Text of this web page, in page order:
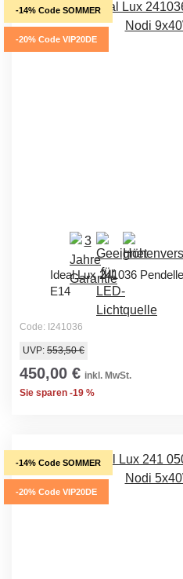
-14% Code SOMMER
-20% Code VIP20DE
Ideal Lux 241036
E14
Code: I241036
UVP: 553,50 €
450,00 € inkl. MwSt.
Sie sparen -19 %
-14% Code SOMMER
-20% Code VIP20DE